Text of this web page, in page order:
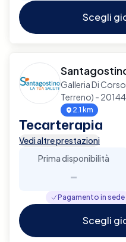
Scegli
Galleria Di
Terreno) -
2.1 km
Tecarterapia
Vedi altre prestazioni
Prima disponibilità
-
Pagamento in sede
Scegli